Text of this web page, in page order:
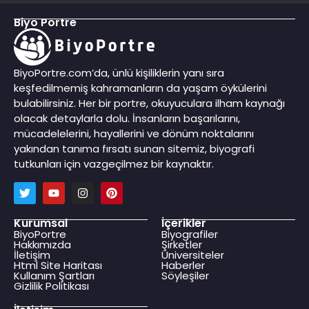
Biyo Portre
BiyoPortre.com’da, ünlü kişiliklerin yanı sıra
keşfedilmemiş kahramanların da yaşam öykülerini
bulabilirsiniz. Her bir portre, okuyuculara ilham kaynağı
olacak detaylarla dolu. İnsanların başarılarını,
mücadelelerini, hayallerini ve dönüm noktalarını
yakından tanıma fırsatı sunan sitemiz, biyografi
tutkunları için vazgeçilmez bir kaynaktır.
Kurumsal
BiyoPortre
Hakkımızda
İletişim
Html Site Haritası
Kullanım Şartları
Gizlilik Politikası
İçerikler
Biyografiler
Şirketler
Üniversiteler
Haberler
Söyleşiler